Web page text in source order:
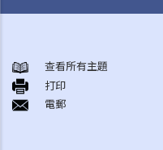
一般事项
1. 我怎样可以取得版权？
2. 版权的有效期可持续多久？
查看所有主題
打印
電郵